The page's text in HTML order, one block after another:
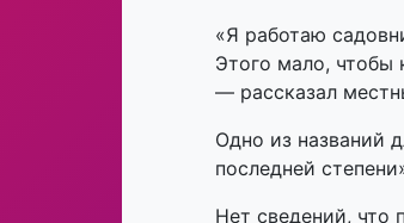
«Я работаю
Этого мало, чтобы
— рассказал
Одно из названий
последней
Нет сведений, что